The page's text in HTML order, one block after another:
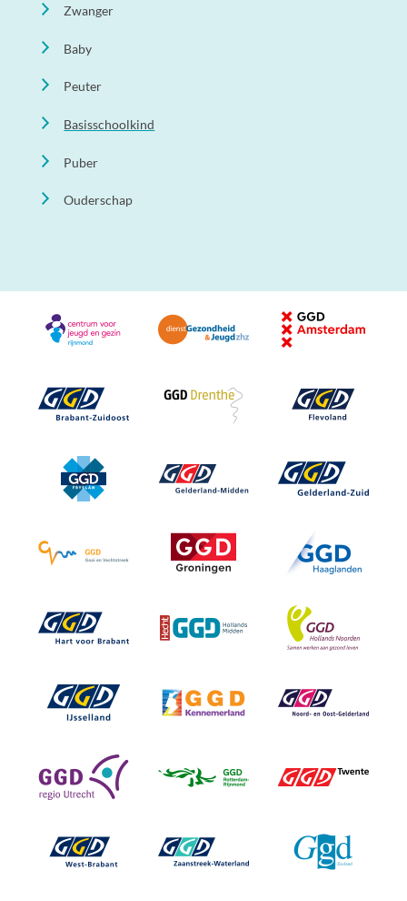
Zwanger
Baby
Peuter
Basisschoolkind
Puber
Ouderschap